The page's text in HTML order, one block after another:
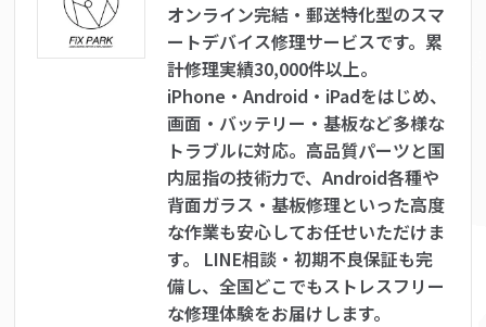
オンライン完結・郵送特化型のスマ
ートデバイス修理サービスです。累
計修理実績30,000件以上。
iPhone・Android・iPadをはじめ、
画面・バッテリー・基板など多様な
トラブルに対応。高品質パーツと国
内屈指の技術力で、Android各種や
背面ガラス・基板修理といった高度
な作業も安心してお任せいただけま
す。 LINE相談・初期不良保証も完
備し、全国どこでもストレスフリー
な修理体験をお届けします。